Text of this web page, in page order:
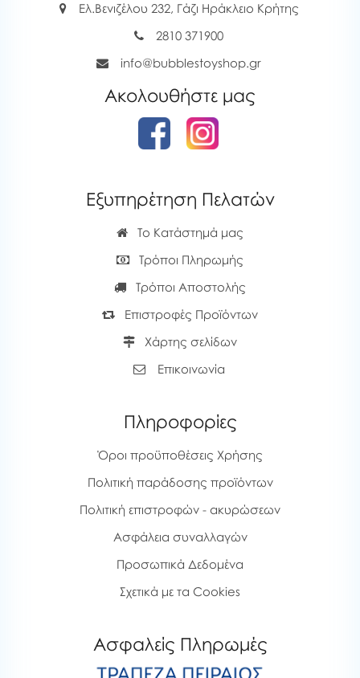
Ελ.Βενιζέλου 232, Γάζι Ηράκλειο Κρήτης
2810 371900
info@bubblestoyshop.gr
Ακολουθήστε μας
Εξυπηρέτηση Πελατών
Το Κατάστημά μας
Τρόποι Πληρωμής
Τρόποι Αποστολής
Επιστροφές Προϊόντων
Χάρτης σελίδων
Επικοινωνία
Πληροφορίες
Όροι προϋποθέσεις Χρήσης
Πολιτική παράδοσης προϊόντων
Πολιτική επιστροφών - ακυρώσεων
Ασφάλεια συναλλαγών
Προσωπικά Δεδομένα
Σχετικά με τα Cookies
Ασφαλείς Πληρωμές